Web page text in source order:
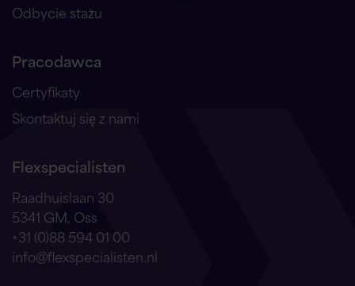
Odbycie stażu
Pracodawca
Certyfikaty
Skontaktuj się z nami
Flexspecialisten
Raadhuislaan 30
5341 GM, Oss
+31 (0)88 594 01 00
info@flexspecialisten.nl